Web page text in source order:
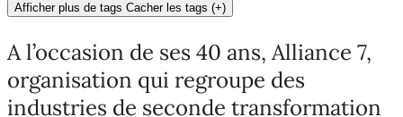
Afficher plus de tags Cacher les tags (+)
A l’occasion de ses 40 ans, Alliance 7,
organisation qui regroupe des
industries de seconde transformation